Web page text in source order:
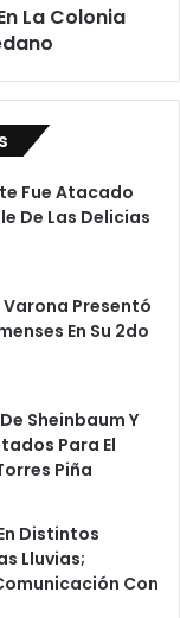
La Colonia
Fue Atacado
De Las Delicias
Varona Presentó
En Su 2do
Sheinbaum Y
Para El
Piña
Distintos
Lluvias;
Con